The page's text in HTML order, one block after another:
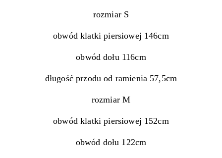
rozmiar S
obwód klatki piersiowej 146cm
obwód dołu 116cm
długość przodu od ramienia 57,5cm
rozmiar M
obwód klatki piersiowej 152cm
obwód dołu 122cm